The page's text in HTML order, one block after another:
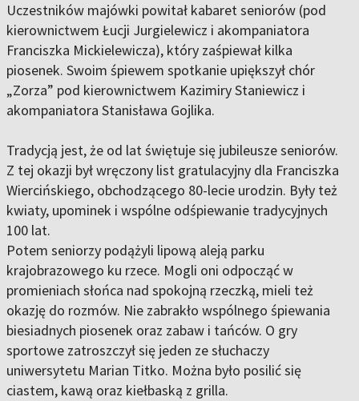
Uczestników majówki powitał kabaret seniorów (pod
kierownictwem Łucji Jurgielewicz i akompaniatora
Franciszka Mickielewicza), który zaśpiewał kilka
piosenek. Swoim śpiewem spotkanie upiększył chór
„Zorza” pod kierownictwem Kazimiry Staniewicz i
akompaniatora Stanisława Gojlika.
Tradycją jest, że od lat świętuje się jubileusze seniorów.
Z tej okazji był wręczony list gratulacyjny dla Franciszka
Wiercińskiego, obchodzącego 80-lecie urodzin. Były też
kwiaty, upominek i wspólne odśpiewanie tradycyjnych
100 lat.
Potem seniorzy podążyli lipową aleją parku
krajobrazowego ku rzece. Mogli oni odpocząć w
promieniach słońca nad spokojną rzeczką, mieli też
okazję do rozmów. Nie zabrakło wspólnego śpiewania
biesiadnych piosenek oraz zabaw i tańców. O gry
sportowe zatroszczył się jeden ze słuchaczy
uniwersytetu Marian Titko. Można było posilić się
ciastem, kawą oraz kiełbaską z grilla.